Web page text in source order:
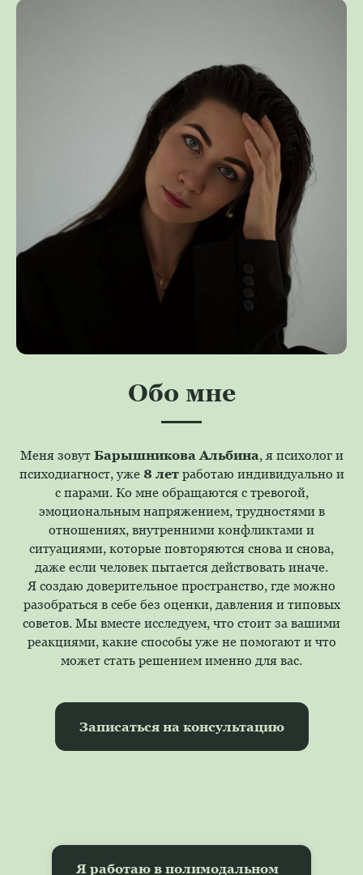
Обо мне
Меня зовут Барышникова Альбина, я психолог и
психодиагност, уже 8 летработаю индивидуально и
с парами. Ко мне обращаются с тревогой,
эмоциональным напряжением, трудностями в
отношениях, внутренними конфликтами и
ситуациями, которые повторяются снова и снова,
даже если человек пытается действовать иначе.
Я создаю доверительное пространство, где можно
разобраться в себе без оценки, давления и типовых
советов. Мы вместе исследуем, что стоит за вашими
реакциями, какие способы уже не помогают и что
может стать решением именно для вас.
Записаться на консультацию
Я работаю в полимодальном